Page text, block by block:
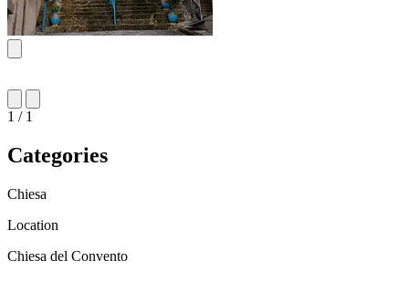
1 / 1
Categories
Chiesa
Location
Chiesa del Convento